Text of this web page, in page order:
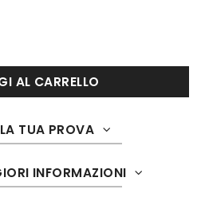
AL CARRELLO
TUA PROVA
INFORMAZIONI